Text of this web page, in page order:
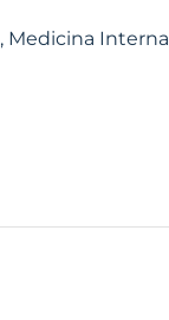
, Medicina Interna